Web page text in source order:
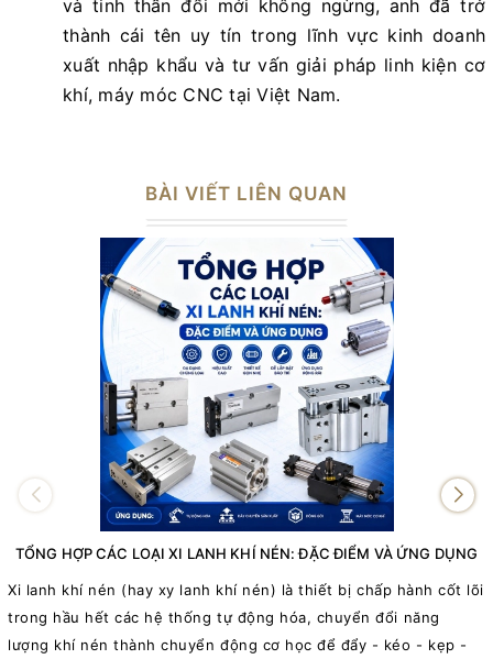
và tinh thần đổi mới không ngừng, anh đã trở
thành cái tên uy tín trong lĩnh vực kinh doanh
xuất nhập khẩu và tư vấn giải pháp linh kiện cơ
khí, máy móc CNC tại Việt Nam.
BÀI VIẾT LIÊN QUAN
TỔNG HỢP CÁC LOẠI XI LANH KHÍ NÉN: ĐẶC ĐIỂM VÀ ỨNG DỤNG
Xi lanh khí nén (hay xy lanh khí nén) là thiết bị chấp hành cốt lõi
trong hầu hết các hệ thống tự động hóa, chuyển đổi năng
lượng khí nén thành chuyển động cơ học để đẩy - kéo - kẹp -